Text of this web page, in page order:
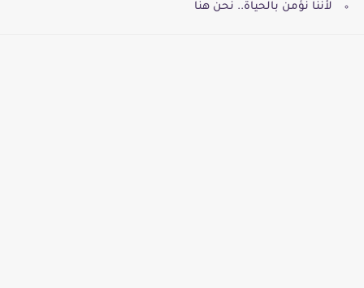
لأننا نؤمن بالحياة.. نحن هنا